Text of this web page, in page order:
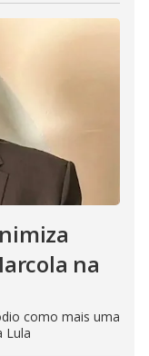
na
como mais uma
Lula